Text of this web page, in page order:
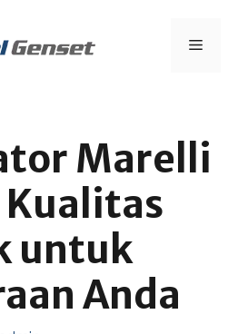
Menu
Marelli
untuk
Anda